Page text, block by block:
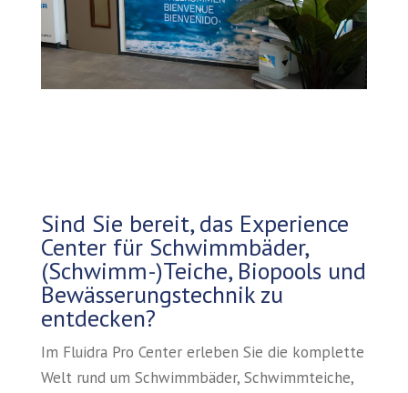
Sind Sie bereit, das Experience
Center für Schwimmbäder,
(Schwimm-)Teiche, Biopools und
Bewässerungstechnik zu
entdecken?
Im Fluidra Pro Center erleben Sie die komplette
Welt rund um Schwimmbäder, Schwimmteiche,